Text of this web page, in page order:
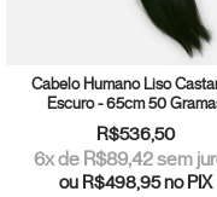
Cabelo Humano Liso
Escuro - 65cm 50
R$536,50
6x de R$89,42sem
ou R$498,95no PIX